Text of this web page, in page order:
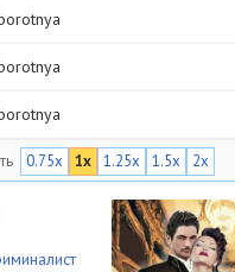
0.75x 1x 1.25x 1.5x 2x